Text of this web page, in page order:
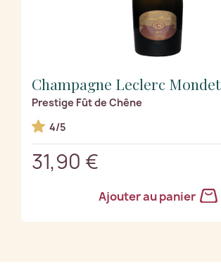
Champagne Leclerc Mondet
Prestige Fût de Chêne
4/5
31,90 €
Ajouter au panier